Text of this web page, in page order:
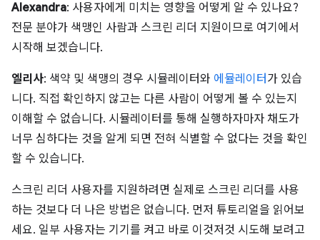
Alexandra: 사용자에게 미치는 영향을 어떻게 알 수 있나요?
전문 분야가 색맹인 사람과 스크린 리더 지원이므로 여기에서
시작해 보겠습니다.
엘리사: 색약 및 색맹의 경우 시뮬레이터와 에뮬레이터 가 있습
니다. 직접 확인하지 않고는 다른 사람이 어떻게 볼 수 있는지
이해할 수 없습니다. 시뮬레이터를 통해 실행하자마자 채도가
너무 심하다는 것을 알게 되면 전혀 식별할 수 없다는 것을 확인
할 수 있습니다.
스크린 리더 사용자를 지원하려면 실제로 스크린 리더를 사용
하는 것보다 더 나은 방법은 없습니다. 먼저 튜토리얼을 읽어보
세요. 일부 사용자는 기기를 켜고 바로 이것저것 시도해 보려고